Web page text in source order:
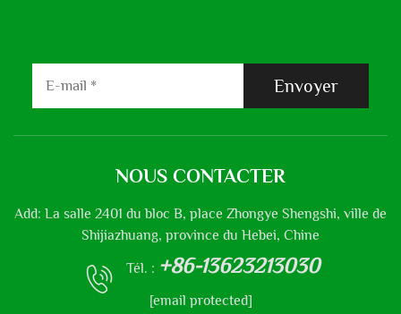
Envoyer
NOUS CONTACTER
Add: La salle 2401 du bloc B, place Zhongye Shengshi, ville de
Shijiazhuang, province du Hebei, Chine
Tél. : +86-13623213030
[email protected]